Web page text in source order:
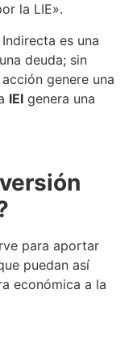
la LIE».
es una
deuda; sin
genere una
IEI genera una
para aportar
puedan así
económica a la